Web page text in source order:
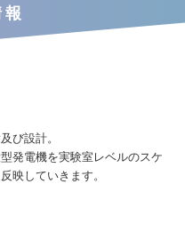
び設計。
発電機を実験室レベルのスケ
映していきます。